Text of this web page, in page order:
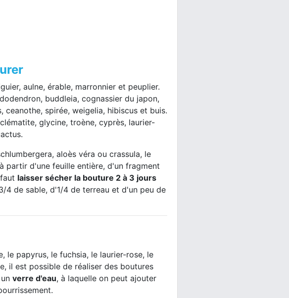
aulne, érable, marronnier et peuplier.
buddleia, cognassier du japon,
spirée, weigelia, hibiscus et buis.
glycine, troène, cyprès, laurier-
aloès véra ou crassula, le
partir d'une feuille entière, d'un fragment
laisser sécher la bouture 2 à 3 jours
4 de sable, d'1/4 de terreau et d'un peu de
le papyrus, le fuchsia, le laurier-rose, le
il est possible de réaliser des boutures
verre d'eau, à laquelle on peut ajouter